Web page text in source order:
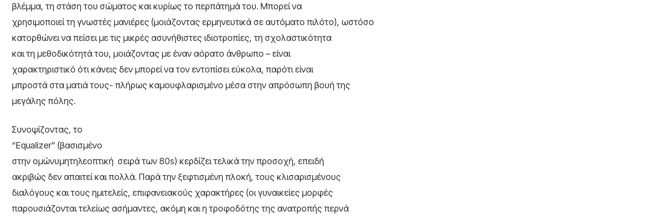
βλέμμα, τη στάση του σώματος και κυρίως το περπάτημά του. Μπορεί να
χρησιμοποιεί τη γνωστές μανιέρες (μοιάζοντας ερμηνευτικά σε αυτόματο πιλότο), ωστόσο
κατορθώνει να πείσει με τις μικρές ασυνήθιστες ιδιοτροπίες, τη σχολαστικότητα
και τη μεθοδικότητά του, μοιάζοντας με έναν αόρατο άνθρωπο – είναι
χαρακτηριστικό ότι κάνεις δεν μπορεί να τον εντοπίσει εύκολα, παρότι είναι
μπροστά στα ματιά τους- πλήρως καμουφλαρισμένο μέσα στην απρόσωπη βουή της
μεγάλης πόλης.
Συνοψίζοντας, το
“Equalizer” (βασισμένο
στην ομώνυμητηλεοπτική σειρά των 80s) κερδίζει τελικά την προσοχή, επειδή
ακριβώς δεν απαιτεί και πολλά. Παρά την ξεφτισμένη πλοκή, τους κλισαρισμένους
διαλόγους και τους ημιτελείς, επιφανειακούς χαρακτήρες (οι γυναικείες μορφές
παρουσιάζονται τελείως ασήμαντες, ακόμη και η τροφοδότης της ανατροπής περνά